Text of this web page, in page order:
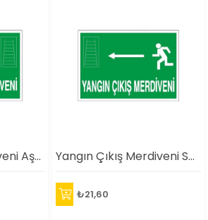
İmdat Çıkış Merdiveni Aşağı Ok Uyarı Levhası Yangın Çıkış Merdiveni Sol Ok Uyarı Levhası
₺21,60